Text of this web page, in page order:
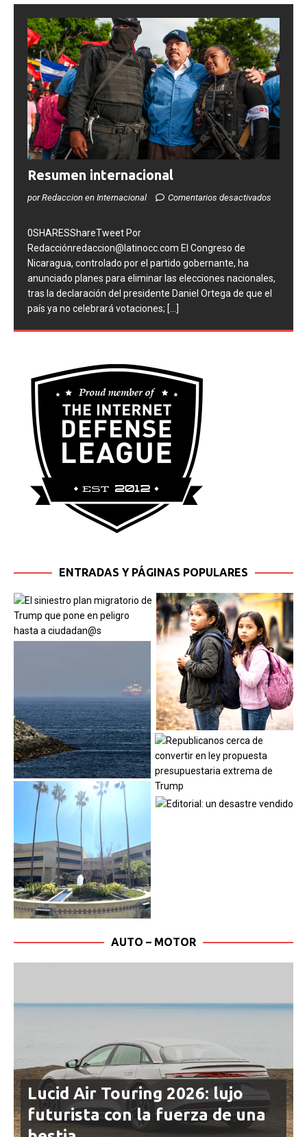
Resumen internacional
0SHARESShareTweet Por
Redacciónredaccion@latinocc.com El Congreso de
Nicaragua, controlado por el partido gobernante, ha
anunciado planes para eliminar las elecciones nacionales,
tras la declaración del presidente Daniel Ortega de que el
país ya no celebrará votaciones; [...]
Lucid Air Touring 2026: lujo
futurista con la fuerza de una